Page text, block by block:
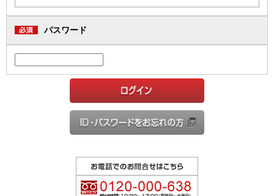
パスワード